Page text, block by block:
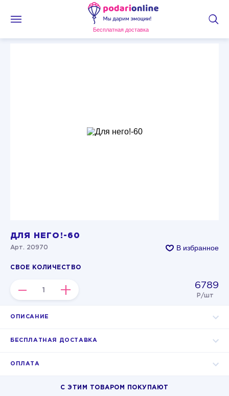
Бесплатная доставка
ДЛЯ НЕГО!-60
Арт. 20970 В избранное
СВОЕ КОЛИЧЕСТВО
– + 6789
Р/шт
ОПИСАНИЕ
БЕСПЛАТНАЯ ДОСТАВКА
ОПЛАТА
С ЭТИМ ТОВАРОМ ПОКУПАЮТ